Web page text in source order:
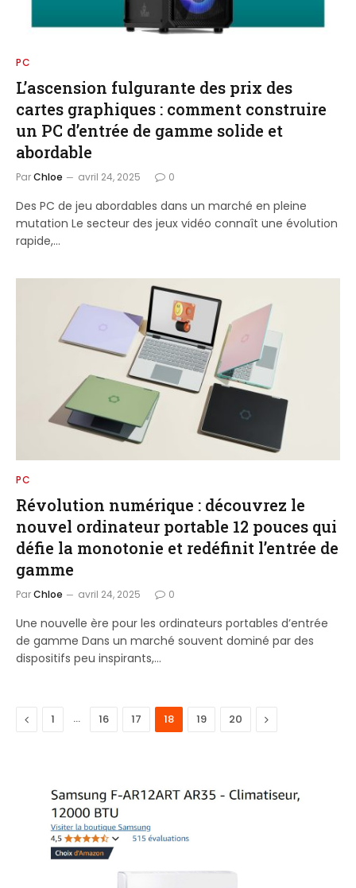
PC
L’ascension fulgurante des prix des
cartes graphiques : comment construire
un PC d’entrée de gamme solide et
abordable
ParChloe avril 24, 2025 0
Des PC de jeu abordables dans un marché en pleine
mutation Le secteur des jeux vidéo connaît une évolution
rapide,…
PC
Révolution numérique : découvrez le
nouvel ordinateur portable 12 pouces qui
défie la monotonie et redéfinit l’entrée de
gamme
ParChloe avril 24, 2025 0
Une nouvelle ère pour les ordinateurs portables d’entrée
de gamme Dans un marché souvent dominé par des
dispositifs peu inspirants,…
Previous
1 … 16 17 18 19 20 Next